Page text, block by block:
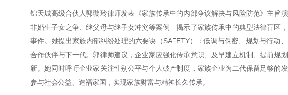
锦天城高级合伙人郭璇玲律师发表《家族传承中的内部争议解决与风险防范》主旨
非婚生子女之争、继父母与继子女冲突等案例，揭示了家族传承中的典型法律盲区
事件。她提出家族内部纠纷处理的六要诀（SAFETY）：低调与保密、规划与行动
合作伙伴与下一代。郭律师建议，企业家应强化传承意识、及早建立机制、提前规
新。她同时呼吁企业家关注性别公平与个人破产制度，家族企业为二代保留足够的
参与社会公益、造福家国，实现家族财富与精神长久传承。